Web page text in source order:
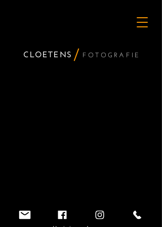
CLOETENS FOTO GRAFIE